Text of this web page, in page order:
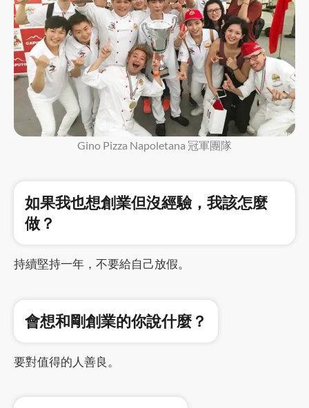
Gino Pizza Napoletana 冠軍團隊
如果我也想創業但沒經驗，我該怎麼
做？
持續堅持一年，不要給自己放假。
會想和剛創業的你說什麼？
要對值得的人善良。